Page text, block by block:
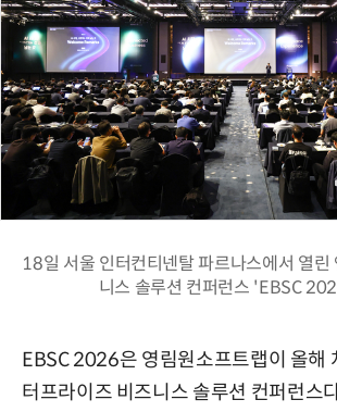
18일 서울 인터컨티넨탈 파르나스에서 열린
니스 솔루션 컨퍼런스 'EBSC
EBSC 2026은 영림원소프트랩이 올해
터프라이즈 비즈니스 솔루션 컨퍼런스